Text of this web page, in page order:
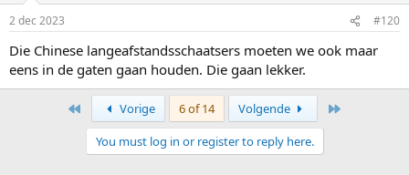
2 dec 2023 #120
Die Chinese langeafstandsschaatsers moeten we ook maar
eens in de gaten gaan houden. Die gaan lekker.
Vorige 6 of 14 Volgende
You must log in or register to reply here.